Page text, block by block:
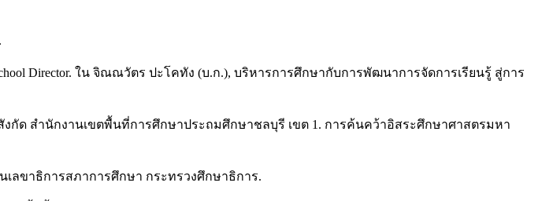
Director. ใน จิณณวัตร ปะโคทัง (บ.ก.), บริหารการศึกษากับการพัฒนาการจัดการเรียนรู้ สู่การ
ด สำนักงานเขตพื้นที่การศึกษาประถมศึกษาชลบุรี เขต 1. การค้นคว้าอิสระศึกษาศาสตรมหา
เลขาธิการสภาการศึกษา กระทรวงศึกษาธิการ.